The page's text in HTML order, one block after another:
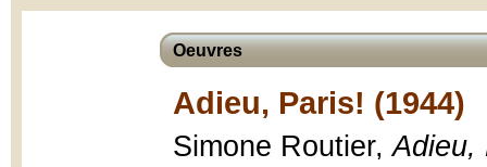
Oeuvres
Adieu, Paris! (1944)
Simone Routier,Adieu,